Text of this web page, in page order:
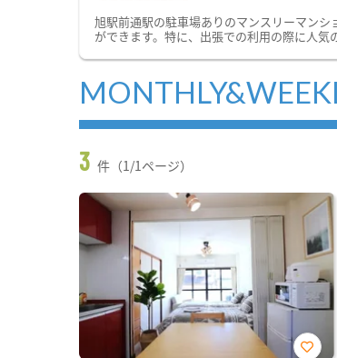
旭駅前通駅の駐車場ありのマンスリーマン
ができます。特に、出張での利用の際に人気
3 件（1/1ページ）